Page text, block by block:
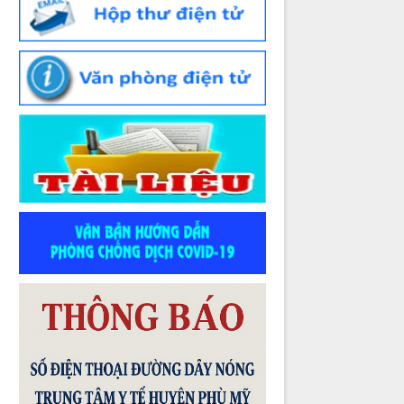
Thời gian đăng: 07/07/2026
lượt xem: 163 | lượt tải:76
Số :523/TTYT-KHNVĐD
Tên :V/v phát động tham gia Hội thi
Sáng tạo kỹ thuật tỉnh Gia Lai lần thứ I,
giai đoạn 2026 - 2027
Thời gian đăng: 02/07/2026
lượt xem: 59 | lượt tải:46
Số :1982 /QĐ-BYT
Tên :QUYẾT ĐỊNH Ban hành “Hướng
dẫn chuyên môn các biện pháp thực
hiện dinh dưỡng trong phòng bệnh”
Thời gian đăng: 07/07/2026
lượt xem: 261 | lượt tải:81
Số :1983 /QĐ-BYT
Tên : QUYẾT ĐỊNH Ban hành “Hướng
yếu tố nguy cơ, người mắc bệnh không
lây nhiễm tại cộng đồng”
Thời gian đăng: 07/07/2026